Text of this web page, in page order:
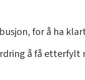
for å ha
å få